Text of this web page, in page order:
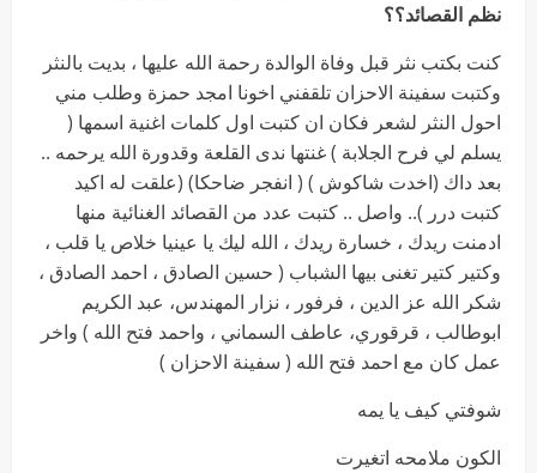
نظم القصائد؟؟
كنت بكتب نثر قبل وفاة الوالدة رحمة الله عليها ، بديت بالنثر
وكتبت سفينة الاحزان تلقفني اخونا امجد حمزة وطلب مني
احول النثر لشعر فكان ان كتبت اول كلمات اغنية اسمها (
يسلم لي فرح الجلابة ) غنتها ندى القلعة وقدورة الله يرحمه ..
بعد داك (اخدت شاكوش ) ( انفجر ضاحكا) (علقت له اكيد
كتبت درر ).. واصل .. كتبت عدد من القصائد الغنائية منها
ادمنت ريدك ، خسارة ريدك ، الله ليك يا عينيا خلاص يا قلب ،
وكتير كتير تغنى بيها الشباب ( حسين الصادق ، احمد الصادق ،
شكر الله عز الدين ، فرفور ، نزار المهندس، عبد الكريم
ابوطالب ، قرقوري، عاطف السماني ، واحمد فتح الله ) واخر
عمل كان مع احمد فتح الله ( سفينة الاحزان )
شوفتي كيف يا يمه
الكون ملامحه اتغيرت